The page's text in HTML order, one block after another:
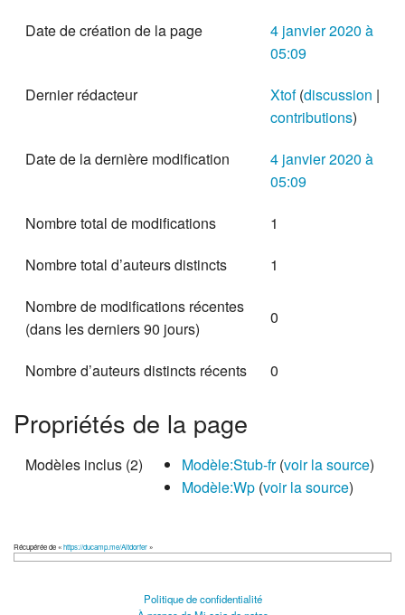
Date de création de la page
4 janvier 2020 à
05:09
Dernier rédacteur
Xtof (discussion |
contributions)
Date de la dernière modification
4 janvier 2020 à
05:09
Nombre total de modifications
1
Nombre total d’auteurs distincts
1
Nombre de modifications récentes
(dans les derniers 90 jours)
0
Nombre d’auteurs distincts récents 0
Propriétés de la page
Modèles inclus (2) Modèle:Stub-fr(voir la source)
Modèle:Wp (voir la source)
Récupérée de «https://ducamp.me/Altdorfer»
Politique de confidentialité